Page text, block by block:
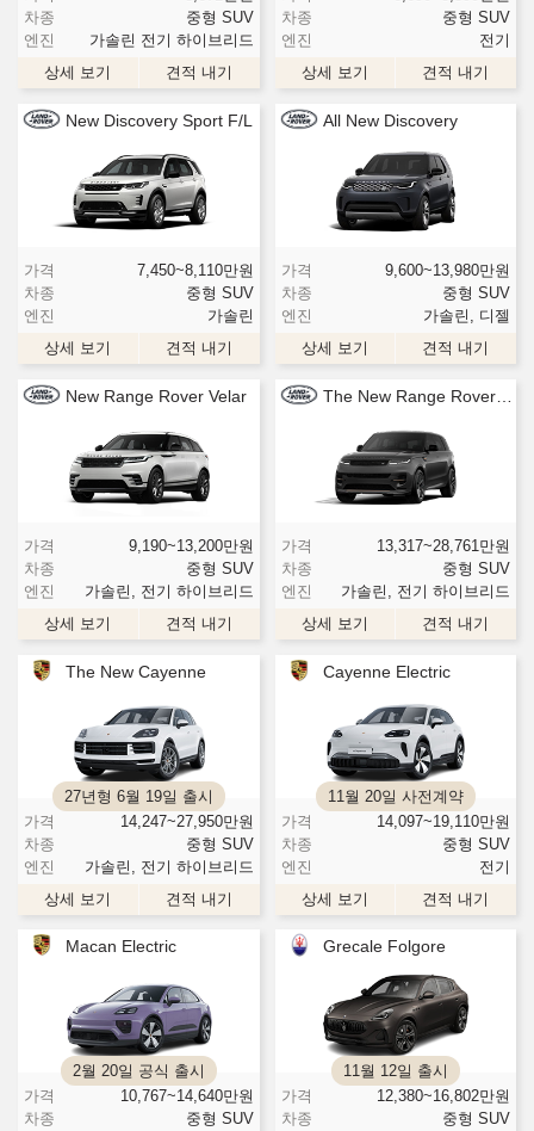
차종
중형 SUV
엔진
가솔린 전기 하이브리드
상세 보기
견적 내기
차종
중형 SUV
엔진
전기
상세 보기
견적 내기
New Discovery Sport F/L
가격 7,450~8,110만원
차종
중형 SUV
엔진
가솔린
상세 보기
견적 내기
All New Discovery
가격 9,600~13,980만원
차종
중형 SUV
엔진
가솔린, 디젤
상세 보기
견적 내기
New Range Rover Velar
가격 9,190~13,200만원
차종
중형 SUV
엔진
가솔린, 전기 하이브리드
상세 보기
견적 내기
The New Range Rover Sport
가격 13,317~28,761 만원
차종
중형 SUV
엔진
가솔린, 전기 하이브리드
상세 보기
견적 내기
The New Cayenne
27년형 6월 19일 출시
가격
14,247~27,950만원
차종
중형 SUV
엔진
가솔린, 전기 하이브리드
상세 보기
견적 내기
Cayenne Electric
11월 20일 사전계약
가격
14,097~19,110만원
차종
중형 SUV
엔진
전기
상세 보기
견적 내기
Macan Electric
2월 20일 공식 출시
가격
10,767~14,640만원
차종
중형 SUV
Grecale Folgore
11월 12일 출시
가격
12,380~16,802만원
차종
중형 SUV